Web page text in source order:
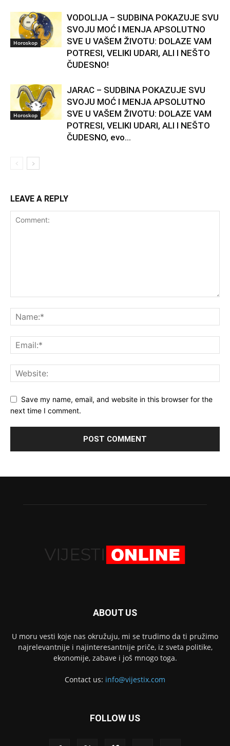
Horoskop
VODOLIJA – SUDBINA POKAZUJE SVU
SVOJU MOĆ I MENJA APSOLUTNO
SVE U VAŠEM ŽIVOTU: DOLAZE VAM
POTRESI, VELIKI UDARI, ALI I NEŠTO
ČUDESNO!
Horoskop
JARAC – SUDBINA POKAZUJE SVU
SVOJU MOĆ I MENJA APSOLUTNO
SVE U VAŠEM ŽIVOTU: DOLAZE VAM
POTRESI, VELIKI UDARI, ALI I NEŠTO
ČUDESNO, evo...
LEAVE A REPLY
Save my name, email, and website in this browser for the
next time I comment.
ABOUT US
U moru vesti koje nas okružuju, mi se trudimo da ti pružimo
najrelevantnije i najinteresantnije priče, iz sveta politike,
ekonomije, zabave i još mnogo toga.
Contact us: info@vijestix.com
FOLLOW US